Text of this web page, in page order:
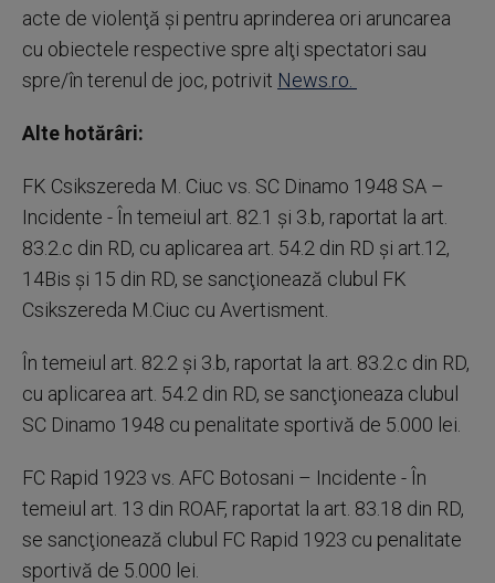
acte de violenţă şi pentru aprinderea ori aruncarea
cu obiectele respective spre alţi spectatori sau
spre/în terenul de joc, potrivit News.ro.
Alte hotărâri:
FK Csikszereda M. Ciuc vs. SC Dinamo 1948 SA –
Incidente - În temeiul art. 82.1 şi 3.b, raportat la art.
83.2.c din RD, cu aplicarea art. 54.2 din RD şi art.12,
14Bis şi 15 din RD, se sancţionează clubul FK
Csikszereda M.Ciuc cu Avertisment.
În temeiul art. 82.2 şi 3.b, raportat la art. 83.2.c din RD,
cu aplicarea art. 54.2 din RD, se sancţioneaza clubul
SC Dinamo 1948 cu penalitate sportivă de 5.000 lei.
FC Rapid 1923 vs. AFC Botosani – Incidente - În
temeiul art. 13 din ROAF, raportat la art. 83.18 din RD,
se sancţionează clubul FC Rapid 1923 cu penalitate
sportivă de 5.000 lei.